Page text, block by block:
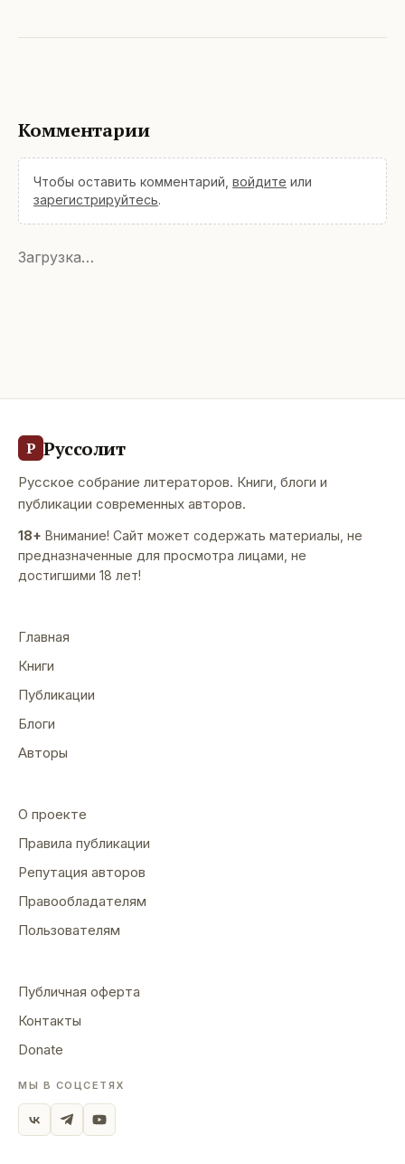
Комментарии
Чтобы оставить комментарий, войдите или
зарегистрируйтесь.
Загрузка…
Р Руссолит
Русское собрание литераторов. Книги, блоги и
публикации современных авторов.
18+ Внимание! Сайт может содержать материалы, не
предназначенные для просмотра лицами, не
достигшими 18 лет!
Главная
Книги
Публикации
Блоги
Авторы
О проекте
Правила публикации
Репутация авторов
Правообладателям
Пользователям
Публичная оферта
Контакты
Donate
МЫ В СОЦСЕТЯХ